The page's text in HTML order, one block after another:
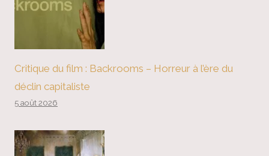
Critique du film : Backrooms – Horreur à l’ère du
déclin capitaliste
5 août 2026